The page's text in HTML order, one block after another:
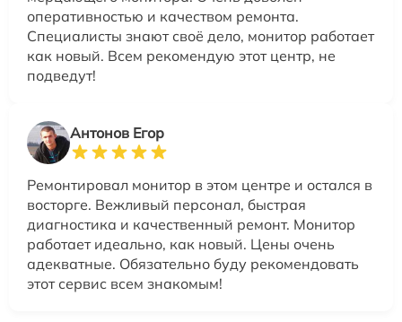
оперативностью и качеством ремонта.
Специалисты знают своё дело, монитор работает
как новый. Всем рекомендую этот центр, не
подведут!
Антонов Егор
Ремонтировал монитор в этом центре и остался в
восторге. Вежливый персонал, быстрая
диагностика и качественный ремонт. Монитор
работает идеально, как новый. Цены очень
адекватные. Обязательно буду рекомендовать
этот сервис всем знакомым!